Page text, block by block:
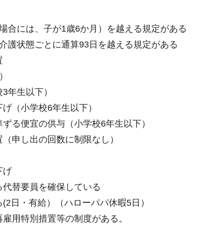
合には、子が1歳6か月）を越える規定がある
護状態ごとに通算93日を越える規定がある
年生以下）
（小学校6年生以下）
る便宜の供与（小学校6年生以下）
申し出の回数に制限なし）
げ
替要員を確保している
日・有給）（ハローパパ休暇5日）
用特別措置等の制度がある。